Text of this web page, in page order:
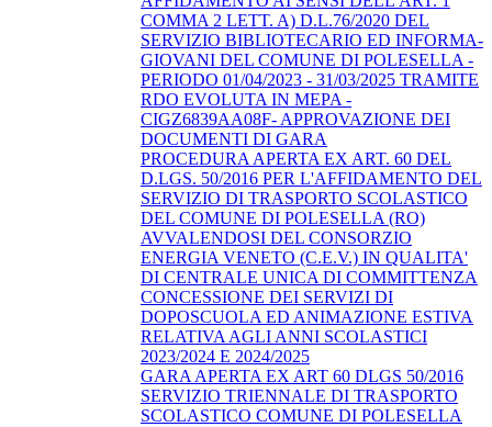
COMMA 2 LETT. A) D.L.76/2020 DEL
SERVIZIO BIBLIOTECARIO ED INFORMA-
GIOVANI DEL COMUNE DI POLESELLA -
PERIODO 01/04/2023 - 31/03/2025 TRAMITE
RDO EVOLUTA IN MEPA -
CIGZ6839AA08F- APPROVAZIONE DEI
DOCUMENTI DI GARA
PROCEDURA APERTA EX ART. 60 DEL
D.LGS. 50/2016 PER L'AFFIDAMENTO DEL
SERVIZIO DI TRASPORTO SCOLASTICO
DEL COMUNE DI POLESELLA (RO)
AVVALENDOSI DEL CONSORZIO
ENERGIA VENETO (C.E.V.) IN QUALITA'
DI CENTRALE UNICA DI COMMITTENZA
CONCESSIONE DEI SERVIZI DI
DOPOSCUOLA ED ANIMAZIONE ESTIVA
RELATIVA AGLI ANNI SCOLASTICI
2023/2024 E 2024/2025
GARA APERTA EX ART 60 DLGS 50/2016
SERVIZIO TRIENNALE DI TRASPORTO
SCOLASTICO COMUNE DI POLESELLA